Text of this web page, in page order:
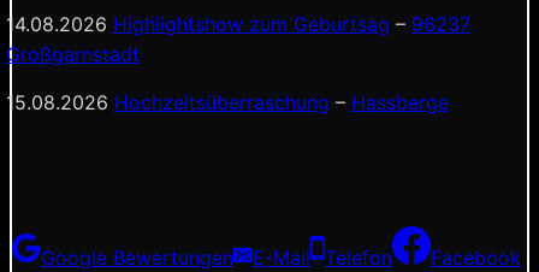
14.08.2026 Highlightshow zum Geburtsag – 96237
Großgarnstadt
15.08.2026 Hochzeitsüberraschung – Hassberge
Google Bewertungen E-Mail Telefon
Facebook